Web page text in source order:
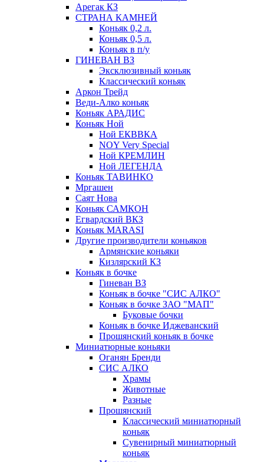
Арегак КЗ
СТРАНА КАМНЕЙ
Коньяк 0,2 л.
Коньяк 0,5 л.
Коньяк в п/у
ГИНЕВАН ВЗ
Эксклюзивный коньяк
Классический коньяк
Аркон Трейд
Веди-Алко коньяк
Коньяк АРАДИС
Коньяк Ной
Ной ЕКВВКА
NOY Very Special
Ной КРЕМЛИН
Ной ЛЕГЕНДА
Коньяк ТАВИНКО
Мргашен
Саят Нова
Коньяк САМКОН
Егвардский ВКЗ
Коньяк MARASI
Другие производители коньяков
Армянские коньяки
Кизлярский КЗ
Коньяк в бочке
Гиневан ВЗ
Коньяк в бочке "СИС АЛКО"
Коньяк в бочке ЗАО "МАП"
Буковые бочки
Коньяк в бочке Иджеванский
Прошянский коньяк в бочке
Миниатюрные коньяки
Оганян Бренди
СИС АЛКО
Храмы
Животные
Разные
Прошянский
Классический миниатюрный
коньяк
Сувенирный миниатюрный
коньяк